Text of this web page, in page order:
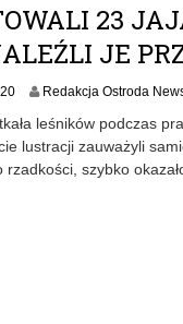
23
JE
Redakcja Ostroda
leśników podczas
lustracji zauważyli
rzadkości, szybko